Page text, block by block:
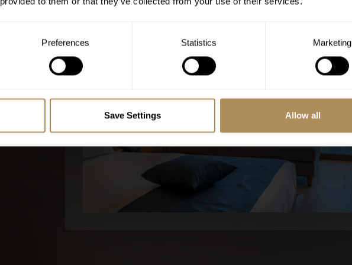
Preferences Statistics Marketing
Save Settings Allow all
gegen